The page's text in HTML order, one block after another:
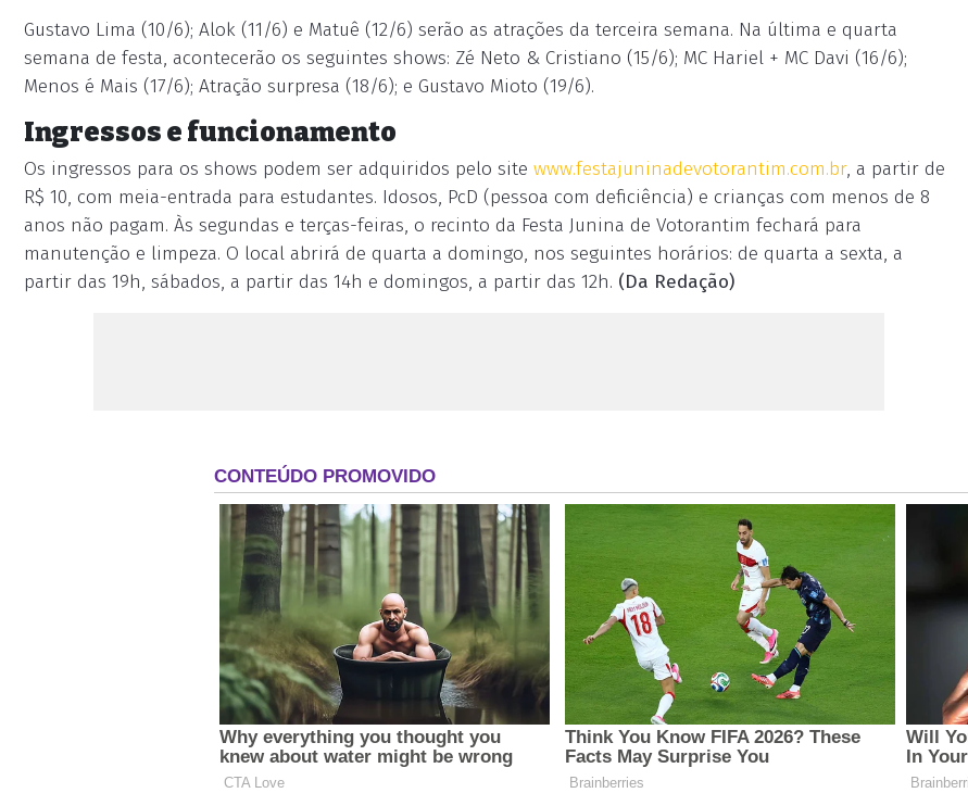
Gustavo Lima (10/6); Alok (11/6) e Matuê (12/6) serão as atrações da terceira semana. Na última e quarta
semana de festa, acontecerão os seguintes shows: Zé Neto & Cristiano (15/6); MC Hariel + MC Davi (16/6);
Menos é Mais (17/6); Atração surpresa (18/6); e Gustavo Mioto (19/6).
Ingressos e funcionamento
Os ingressos para os shows podem ser adquiridos pelo site www.festajuninadevotorantim.com.br, a partir de
R$ 10, com meia-entrada para estudantes. Idosos, PcD (pessoa com deficiência) e crianças com menos de 8
anos não pagam. Às segundas e terças-feiras, o recinto da Festa Junina de Votorantim fechará para
manutenção e limpeza. O local abrirá de quarta a domingo, nos seguintes horários: de quarta a sexta, a
partir das 19h, sábados, a partir das 14h e domingos, a partir das 12h. (Da Redação)